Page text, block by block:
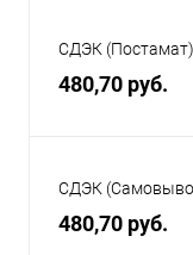
СДЭК (Постамат)
480,70 руб.
СДЭК
480,70 руб.